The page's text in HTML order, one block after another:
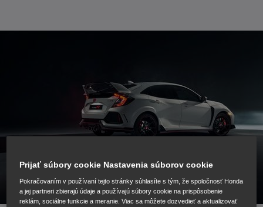
Prijať súbory cookie Nastavenia súborov cookie
Pokračovaním v používaní tejto stránky súhlasíte s tým, že spoločnosť Honda
a jej partneri zbierajú údaje a používajú súbory cookie na prispôsobenie
reklám, sociálne funkcie a meranie. Viac sa môžete dozvedieť a aktualizovať